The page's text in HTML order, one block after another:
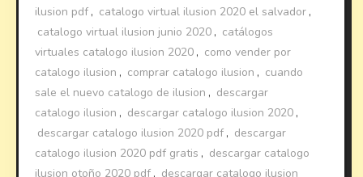
ilusion pdf , catalogo virtual ilusion 2020 el salvador ,
catalogo virtual ilusion junio 2020 , catálogos
virtuales catalogo ilusion 2020 , como vender por
catalogo ilusion , comprar catalogo ilusion , cuando
sale el nuevo catalogo de ilusion , descargar
catalogo ilusion , descargar catalogo ilusion 2020 ,
descargar catalogo ilusion 2020 pdf , descargar
catalogo ilusion 2020 pdf gratis , descargar catalogo
ilusion otoño 2020 pdf , descargar catalogo ilusion